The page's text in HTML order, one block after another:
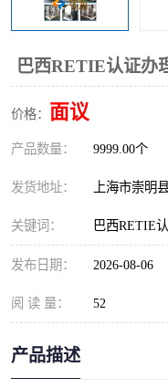
巴西RETIE认证办
价格： 面议
产品数量： 9999.00个
发货地址： 上海市崇明
关键词： 巴西RETIE
发布日期： 2026-08-06
阅 读 量： 52
产品描述